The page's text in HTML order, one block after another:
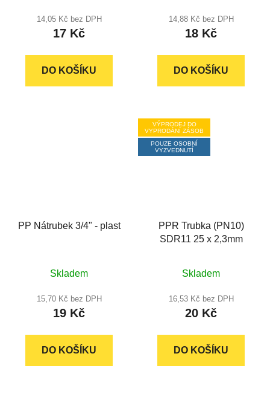
14,05 Kč bez DPH
17 Kč
DO KOŠÍKU
14,88 Kč bez DPH
18 Kč
DO KOŠÍKU
PP Nátrubek 3/4" - plast
Skladem
15,70 Kč bez DPH
19 Kč
DO KOŠÍKU
VÝPRODEJ DO
VYPRODÁNÍ ZÁSOB
POUZE OSOBNÍ
VYZVEDNUTÍ
PPR Trubka (PN10)
SDR11 25 x 2,3mm
Skladem
16,53 Kč bez DPH
20 Kč
DO KOŠÍKU